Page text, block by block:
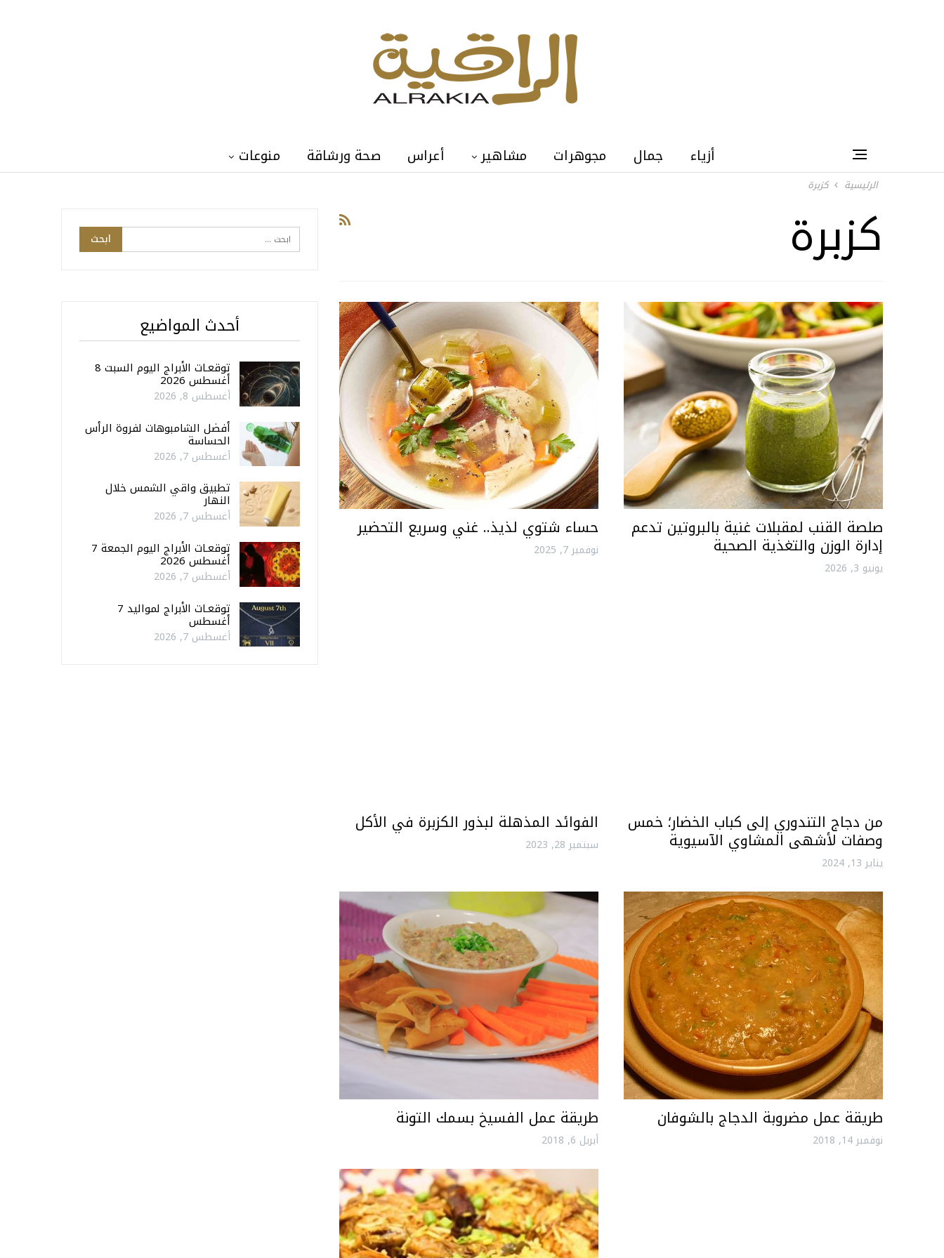
أزياء جمال مجوهرات مشاهير أعراس صحة ورشاقة منوعات
الرئيسية كزبرة
كزبرة
صلصة القنب لمقبلات غنية بالبروتين تدعم
إدارة الوزن والتغذية الصحية
يونيو 3, 2026
حساء شتوي لذيذ.. غني وسريع التحضير
نوفمبر 7, 2025
من دجاج التندوري إلى كباب الخضار؛ خمس
وصفات لأشهى المشاوي الآسيوية
يناير 13, 2024
الفوائد المذهلة لبذور الكزبرة في الأكل
سبتمبر 28, 2023
طريقة عمل مضروبة الدجاج بالشوفان
نوفمبر 14, 2018
طريقة عمل الفسيخ بسمك التونة
أبريل 6, 2018
أحدث المواضيع
توقعـات الأبراج اليوم السبت 8
أغسطس 2026
أغسطس 8, 2026
أفضل الشامبوهات لفروة الرأس
الحساسة
أغسطس 7, 2026
تطبيق واقي الشمس خلال
النهار
أغسطس 7, 2026
توقعـات الأبراج اليوم الجمعة 7
أغسطس 2026
أغسطس 7, 2026
توقعـات الأبراج لمواليد 7
أغسطس
أغسطس 7, 2026